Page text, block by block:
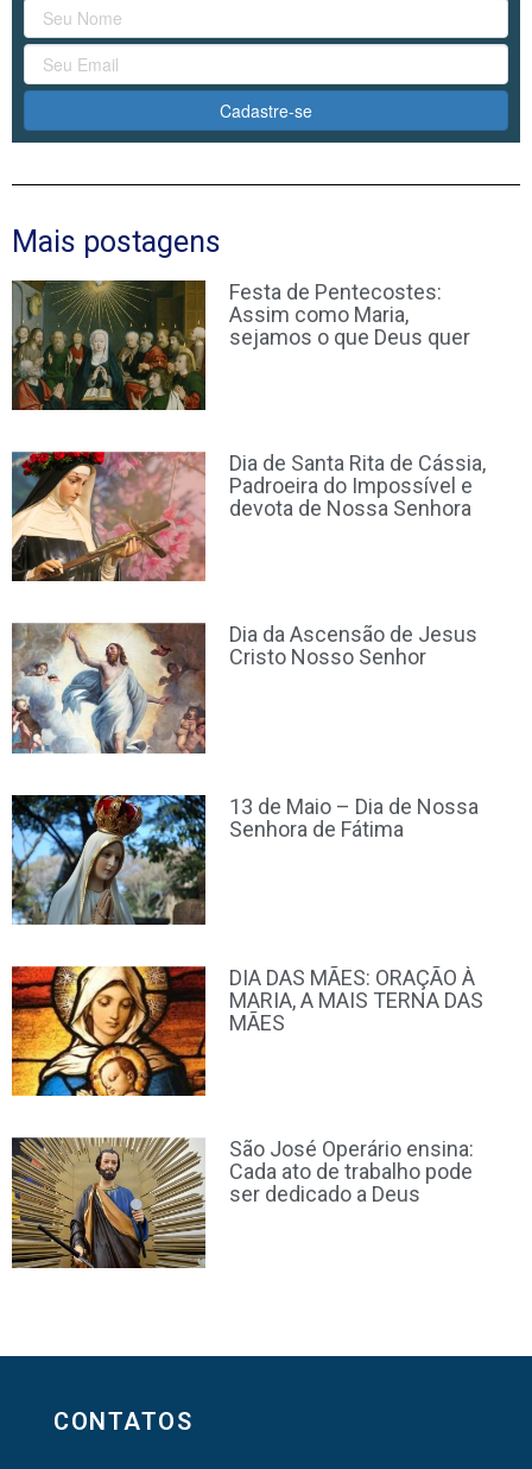
Cadastre-se
Mais postagens
Festa de Pentecostes:
Assim como Maria,
sejamos o que Deus quer
Dia de Santa Rita de Cássia,
Padroeira do Impossível e
devota de Nossa Senhora
Dia da Ascensão de Jesus
Cristo Nosso Senhor
13 de Maio – Dia de Nossa
Senhora de Fátima
DIA DAS MÃES: ORAÇÃO À
MARIA, A MAIS TERNA DAS
MÃES
São José Operário ensina:
Cada ato de trabalho pode
ser dedicado a Deus
CONTATOS